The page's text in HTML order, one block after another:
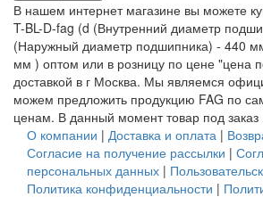
В нашем интернет магазине вы можете
T-BL-D-fag (d (Внутренний диаметр
(Наружный диаметр подшипника) - 440
мм ) оптом или в розницу по цене "цена
доставкой в г Москва. Мы являемся
можем предложить продукцию FAG по
ценам. В данный момент товар под заказ
О компании | Доставка и оплата |
Согласие на получение рассылки |
персональных данных |
Политика конфиденциальности |